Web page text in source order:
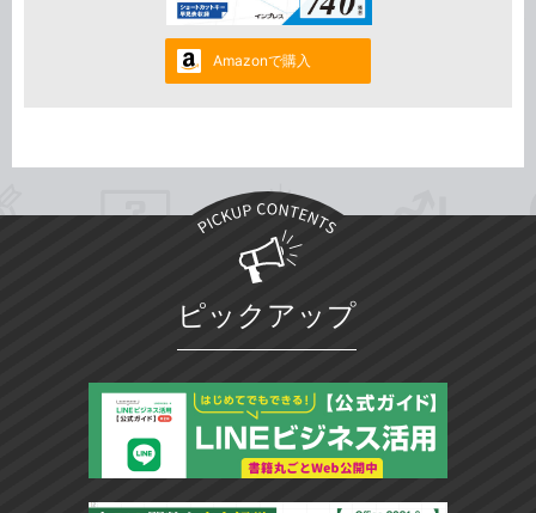
Amazonで購入
ピックアップ